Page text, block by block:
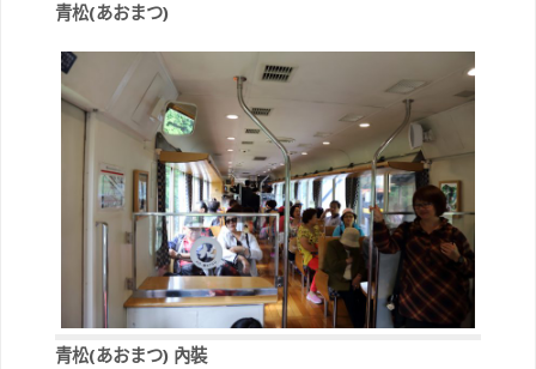
青松(あおまつ)
青松(あおまつ) 內裝